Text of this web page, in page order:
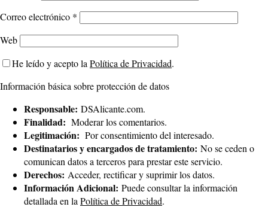
Correo electrónico *
Web
He leído y acepto la Política de Privacidad.
Información básica sobre protección de datos
Responsable: DSAlicante.com.
Finalidad: Moderar los comentarios.
Legitimación: Por consentimiento del interesado.
Destinatarios y encargados de tratamiento: No se ceden o
comunican datos a terceros para prestar este servicio.
Derechos: Acceder, rectificar y suprimir los datos.
Información Adicional: Puede consultar la información
detallada en la Política de Privacidad.